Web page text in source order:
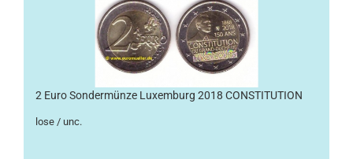
2 Euro Sondermünze Luxemburg 2018 CONSTITUTION
lose / unc.